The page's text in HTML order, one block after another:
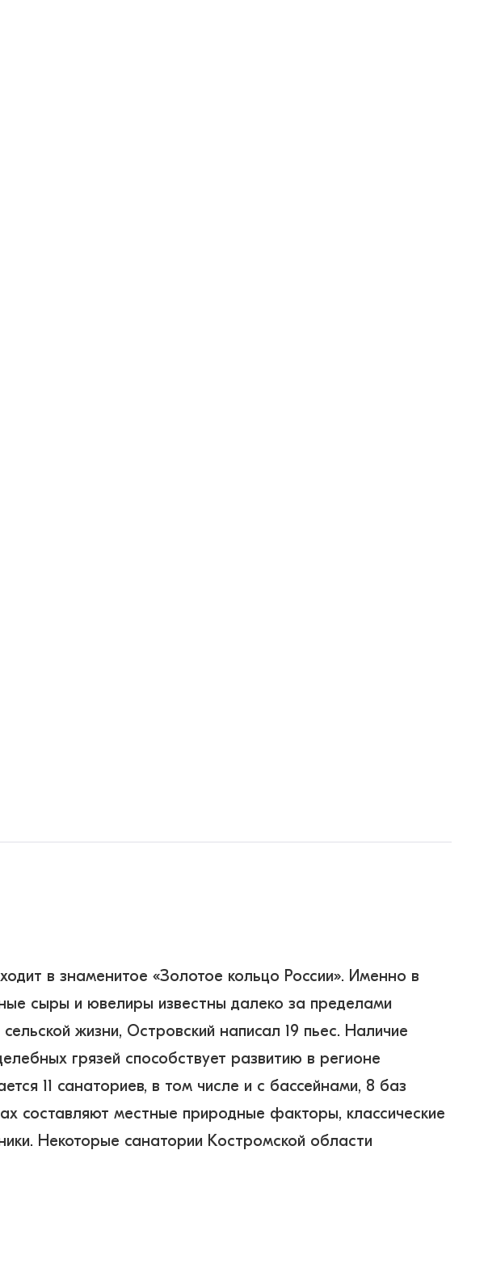
в знаменитое «Золотое кольцо России». Именно в
сыры и ювелиры известны далеко за пределами
жизни, Островский написал 19 пьес. Наличие
грязей способствует развитию в регионе
11 санаториев, в том числе и с бассейнами, 8 баз
составляют местные природные факторы, классические
Некоторые санатории Костромской области